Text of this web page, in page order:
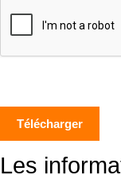
Les informations que vous avez fournies dans ce formulaire seront utilisées